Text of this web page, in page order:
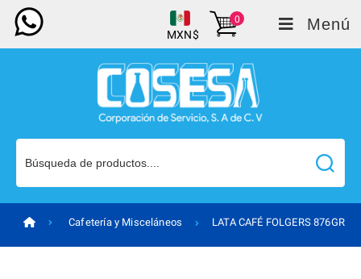
MXN$
0 Menú
Cafetería y Misceláneos LATA CAFÉ FOLGERS 876GR